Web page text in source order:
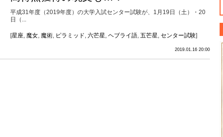
平成31年度（2019年度）の大学入試センター試験が、1月19日（土）・20
日（...
[星座, 魔女, 魔術, ピラミッド, 六芒星, ヘブライ語, 五芒星, センター試験]
2019.01.16 20:00